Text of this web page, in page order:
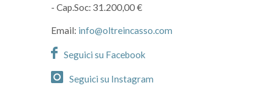
- Cap.Soc: 31.200,00 €
Email: info@oltreincasso.com
Seguici su Facebook
Seguici su Instagram